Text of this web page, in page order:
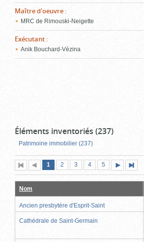
Maître d'oeuvre :
MRC de Rimouski-Neigette
Exécutant :
Anik Bouchard-Vézina
Éléments inventoriés (237)
Patrimoine immobilier (237)
Première
page
Page
précédente
Page
1 (page
actuelle)
Page
2 Page
3 Page
4 Page
5
suivante
page
Nom
Ancien presbytère d'Esprit-Saint
Cathédrale de Saint-Germain